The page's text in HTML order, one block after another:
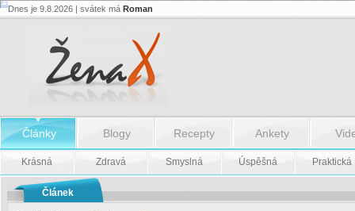
Michelangelo
premiérově
uvidí
diváci
poprvé
online!
-
Michelangelo
Buonarroti
Dnes je 9.8.2026 | svátek má Roman
Články Blogy Recepty Ankety
Krásná Zdravá Smyslná Úspěšná Praktická
Článek